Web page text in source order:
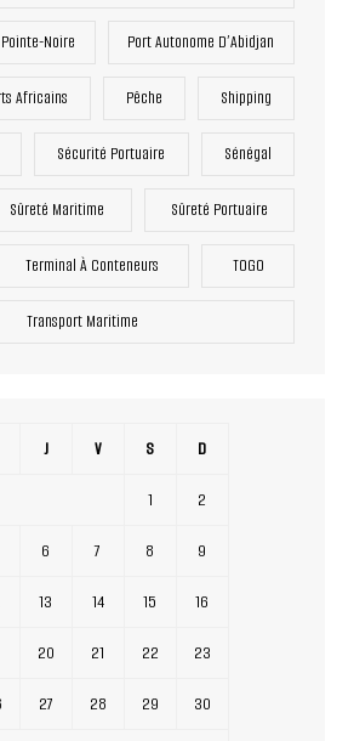
Noire Port Autonome D’Abidjan
Africains Pêche Shipping
Sécurité Portuaire Sénégal
Sûreté Maritime Sûreté Portuaire
Terminal À Conteneurs TOGO
Transport Maritime
J V S D
1 2
6 7 8 9
13 14 15 16
20 21 22 23
27 28 29 30